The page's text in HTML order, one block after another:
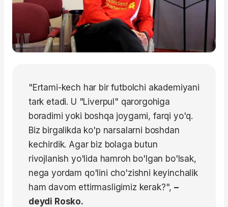
"Ertami-kech har bir futbolchi akademiyani
tark etadi. U "Liverpul" qarorgohiga
boradimi yoki boshqa joygami, farqi yo'q.
Biz birgalikda ko'p narsalarni boshdan
kechirdik. Agar biz bolaga butun
rivojlanish yo'lida hamroh bo'lgan bo'lsak,
nega yordam qo'lini cho'zishni keyinchalik
ham davom ettirmasligimiz kerak?",–
deydi Rosko.